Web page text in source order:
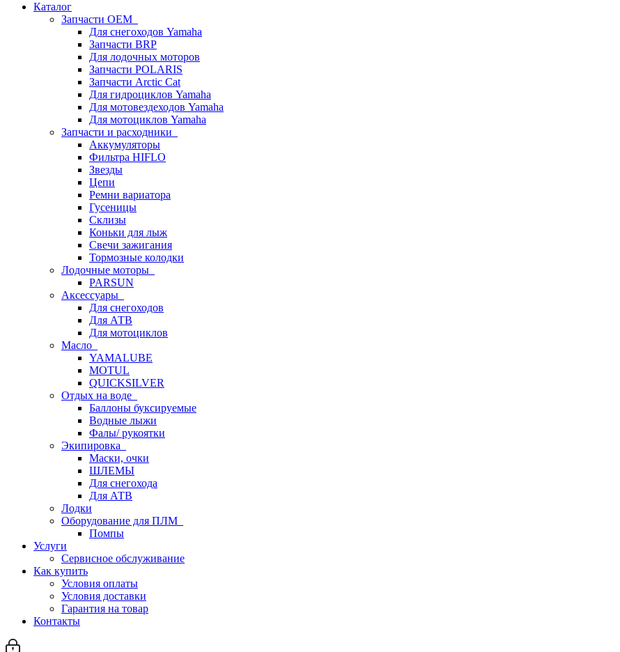
Каталог
Запчасти OEM
Для снегоходов Yamaha
Запчасти BRP
Для лодочных моторов
Запчасти POLARIS
Запчасти Arctic Cat
Для гидроциклов Yamaha
Для мотовездеходов Yamaha
Для мотоциклов Yamaha
Запчасти и расходники
Аккумуляторы
Фильтра HIFLO
Звезды
Цепи
Ремни вариатора
Гусеницы
Склизы
Коньки для лыж
Свечи зажигания
Тормозные колодки
Лодочные моторы
PARSUN
Аксессуары
Для снегоходов
Для АТВ
Для мотоциклов
Масло
YAMALUBE
MOTUL
QUICKSILVER
Отдых на воде
Баллоны буксируемые
Водные лыжи
Фалы/ рукоятки
Экипировка
Маски, очки
ШЛЕМЫ
Для снегохода
Для АТВ
Лодки
Оборудование для ПЛМ
Помпы
Услуги
Сервисное обслуживание
Как купить
Условия оплаты
Условия доставки
Гарантия на товар
Контакты